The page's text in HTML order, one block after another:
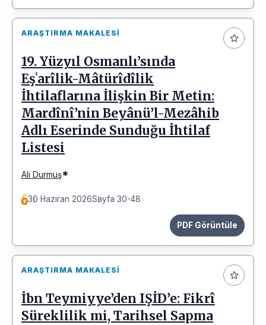
ARAŞTIRMA MAKALESI
19. Yüzyıl Osmanlı’sında
Eşʿarîlik-Mâtürîdîlik
İhtilaflarına İlişkin Bir Metin:
Mardînî’nin Beyânü’l-Mezâhib
Adlı Eserinde Sunduğu İhtilaf
Listesi
Ali Durmuş*
30 Haziran 2026Sayfa 30-48
PDF Görüntüle
ARAŞTIRMA MAKALESI
İbn Teymiyye’den IŞİD’e: Fikrî
Süreklilik mi, Tarihsel Sapma